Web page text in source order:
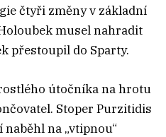
čtyři změny v základní
musel nahradit
přestoupil do Sparty.
útočníka na hrotu
Stoper Purzitidis
na „vtipnou“